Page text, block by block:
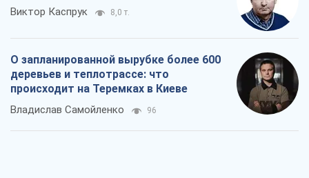
Виктор Каспрук 8,0 т.
О запланированной вырубке более 600
деревьев и теплотрассе: что
происходит на Теремках в Киеве
Владислав Самойленко 96